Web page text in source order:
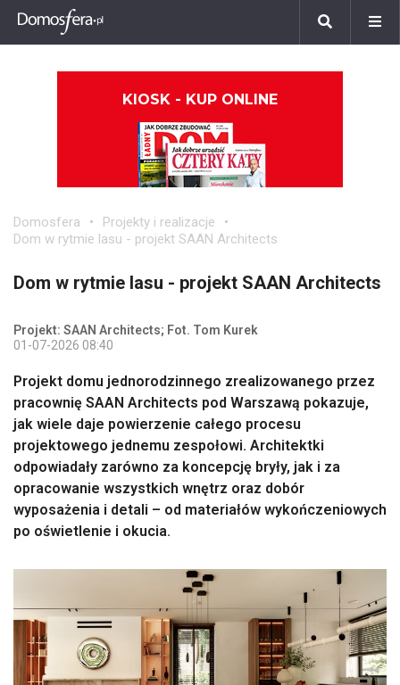
KIOSK - KUP ONLINE
Domosfera
Projekty i realizacje
Dom w rytmie lasu - projekt SAAN Architects
Dom w rytmie lasu - projekt SAAN Architects
Projekt: SAAN Architects; Fot. Tom Kurek
01-07-2026 08:40
Projekt domu jednorodzinnego zrealizowanego przez
pracownię SAAN Architects pod Warszawą pokazuje,
jak wiele daje powierzenie całego procesu
projektowego jednemu zespołowi. Architektki
odpowiadały zarówno za koncepcję bryły, jak i za
opracowanie wszystkich wnętrz oraz dobór
wyposażenia i detali – od materiałów wykończeniowych
po oświetlenie i okucia.